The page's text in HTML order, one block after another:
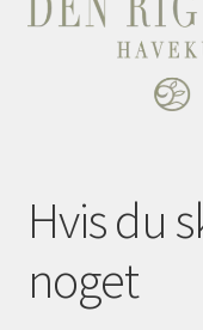
Hvis du
noget